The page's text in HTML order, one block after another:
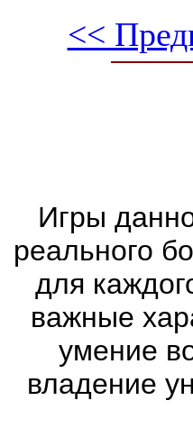
<<
Игры
реального
для
важные
умение
владение